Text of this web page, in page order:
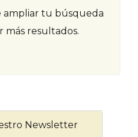
ampliar tu búsqueda
más resultados.
Newsletter